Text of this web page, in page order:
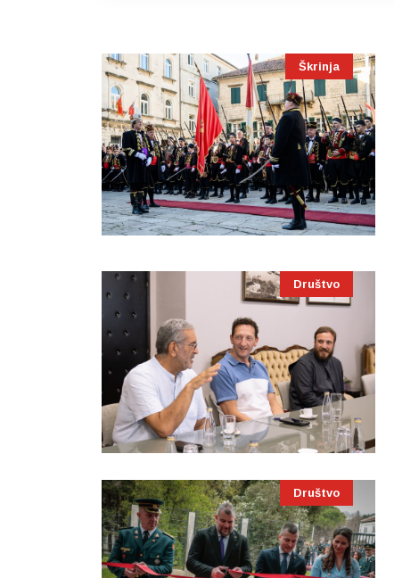
Škrinja
Društvo
Društvo